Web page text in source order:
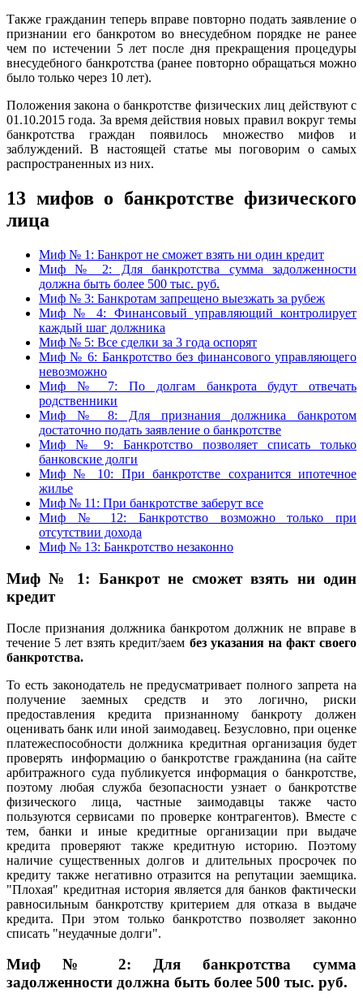
Также гражданин теперь вправе повторно подать заявление о
признании его банкротом во внесудебном порядке не ранее
чем по истечении 5 лет после дня прекращения процедуры
внесудебного банкротства (ранее повторно обращаться можно
было только через 10 лет).
Положения закона о банкротстве физических лиц действуют с
01.10.2015 года. За время действия новых правил вокруг темы
банкротства граждан появилось множество мифов и
заблуждений. В настоящей статье мы поговорим о самых
распространенных из них.
13 мифов о банкротстве физического
лица
Миф № 1: Банкрот не сможет взять ни один кредит
Миф № 2: Для банкротства сумма задолженности
должна быть более 500 тыс. руб.
Миф № 3: Банкротам запрещено выезжать за рубеж
Миф № 4: Финансовый управляющий контролирует
каждый шаг должника
Миф № 5: Все сделки за 3 года оспорят
Миф № 6: Банкротство без финансового управляющего
невозможно
Миф № 7: По долгам банкрота будут отвечать
родственники
Миф № 8: Для признания должника банкротом
достаточно подать заявление о банкротстве
Миф № 9: Банкротство позволяет списать только
банковские долги
Миф № 10: При банкротстве сохранится ипотечное
жилье
Миф № 11: При банкротстве заберут все
Миф № 12: Банкротство возможно только при
отсутствии дохода
Миф № 13: Банкротство незаконно
Миф № 1: Банкрот не сможет взять ни один
кредит
После признания должника банкротом должник не вправе в
течение 5 лет взять кредит/заем без указания на факт своего
банкротства.
То есть законодатель не предусматривает полного запрета на
получение заемных средств и это логично, риски
предоставления кредита признанному банкроту должен
оценивать банк или иной заимодавец. Безусловно, при оценке
платежеспособности должника кредитная организация будет
проверять информацию о банкротстве гражданина (на сайте
арбитражного суда публикуется информация о банкротстве,
поэтому любая служба безопасности узнает о банкротстве
физического лица, частные заимодавцы также часто
пользуются сервисами по проверке контрагентов). Вместе с
тем, банки и иные кредитные организации при выдаче
кредита проверяют также кредитную историю. Поэтому
наличие существенных долгов и длительных просрочек по
кредиту также негативно отразится на репутации заемщика.
"Плохая" кредитная история является для банков фактически
равносильным банкротству критерием для отказа в выдаче
кредита. При этом только банкротство позволяет законно
списать "неудачные долги".
Миф № 2: Для банкротства сумма
задолженности должна быть более 500 тыс. руб.